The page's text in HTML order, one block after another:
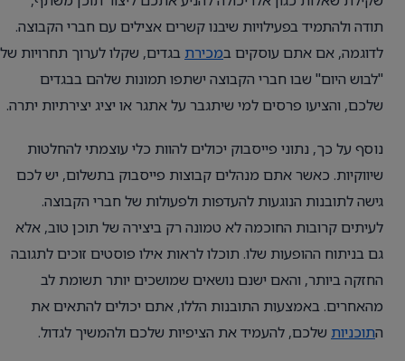
תודה ולהתמיד בפעילויות שיבנו קשרים אצילים עם חברי הקבוצה.
לדוגמה, אם אתם עוסקים במכירת בגדים, שקלו לערוך תחרויות של
"לבוש היום" שבו חברי הקבוצה ישתפו תמונות שלהם בבגדים
שלכם, והציעו פרסים למי שיתגבר על אתגר או יציג יצירתיות יתרה.
נוסף על כך, נתוני פייסבוק יכולים להוות כלי עוצמתי להחלטות
שיווקיות. כאשר אתם מנהלים קבוצות פייסבוק בתשלום, יש לכם
גישה לתובנות הנוגעות להעדפות ולפעולות של חברי הקבוצה.
לעיתים קרובות החוכמה לא טמונה רק ביצירה של תוכן טוב, אלא
גם בניתוח ההופעות שלו. תוכלו לראות אילו פוסטים זוכים לתגובה
החזקה ביותר, והאם ישנם נושאים שמושכים יותר תשומת לב
מהאחרים. באמצעות התובנות הללו, אתם יכולים להתאים את
התוכניות שלכם, להעמיד את הציפיות שלכם ולהמשיך לגדול.